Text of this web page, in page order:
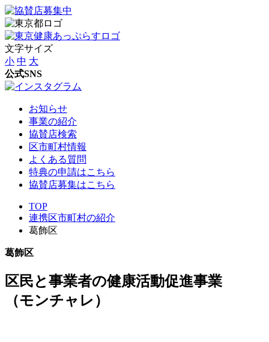
文字サイズ
小 中 大
公式SNS
お知らせ
事業の紹介
協賛店検索
区市町村情報
よくある質問
特典の申請はこちら
協賛店募集はこちら
TOP
連携区市町村の紹介
葛飾区
葛飾区
区民と事業者の健康活動促進事業
（モンチャレ）